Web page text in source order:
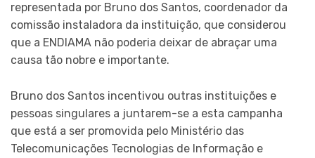
representada por Bruno dos Santos, coordenador da
comissão instaladora da instituição, que considerou
que a ENDIAMA não poderia deixar de abraçar uma
causa tão nobre e importante.
Bruno dos Santos incentivou outras instituições e
pessoas singulares a juntarem-se a esta campanha
que está a ser promovida pelo Ministério das
Telecomunicações Tecnologias de Informação e